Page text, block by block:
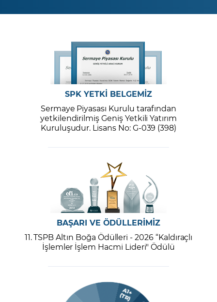
SPK YETKİ BELGEMİZ
Sermaye Piyasası Kurulu tarafından
yetkilendirilmiş Geniş Yetkili Yatırım
Kuruluşudur. Lisans No: G-039 (398)
BAŞARI VE ÖDÜLLERİMİZ
11. TSPB Altın Boğa Ödülleri - 2026 “Kaldıraçlı
İşlemler İşlem Hacmi Lideri" Ödülü